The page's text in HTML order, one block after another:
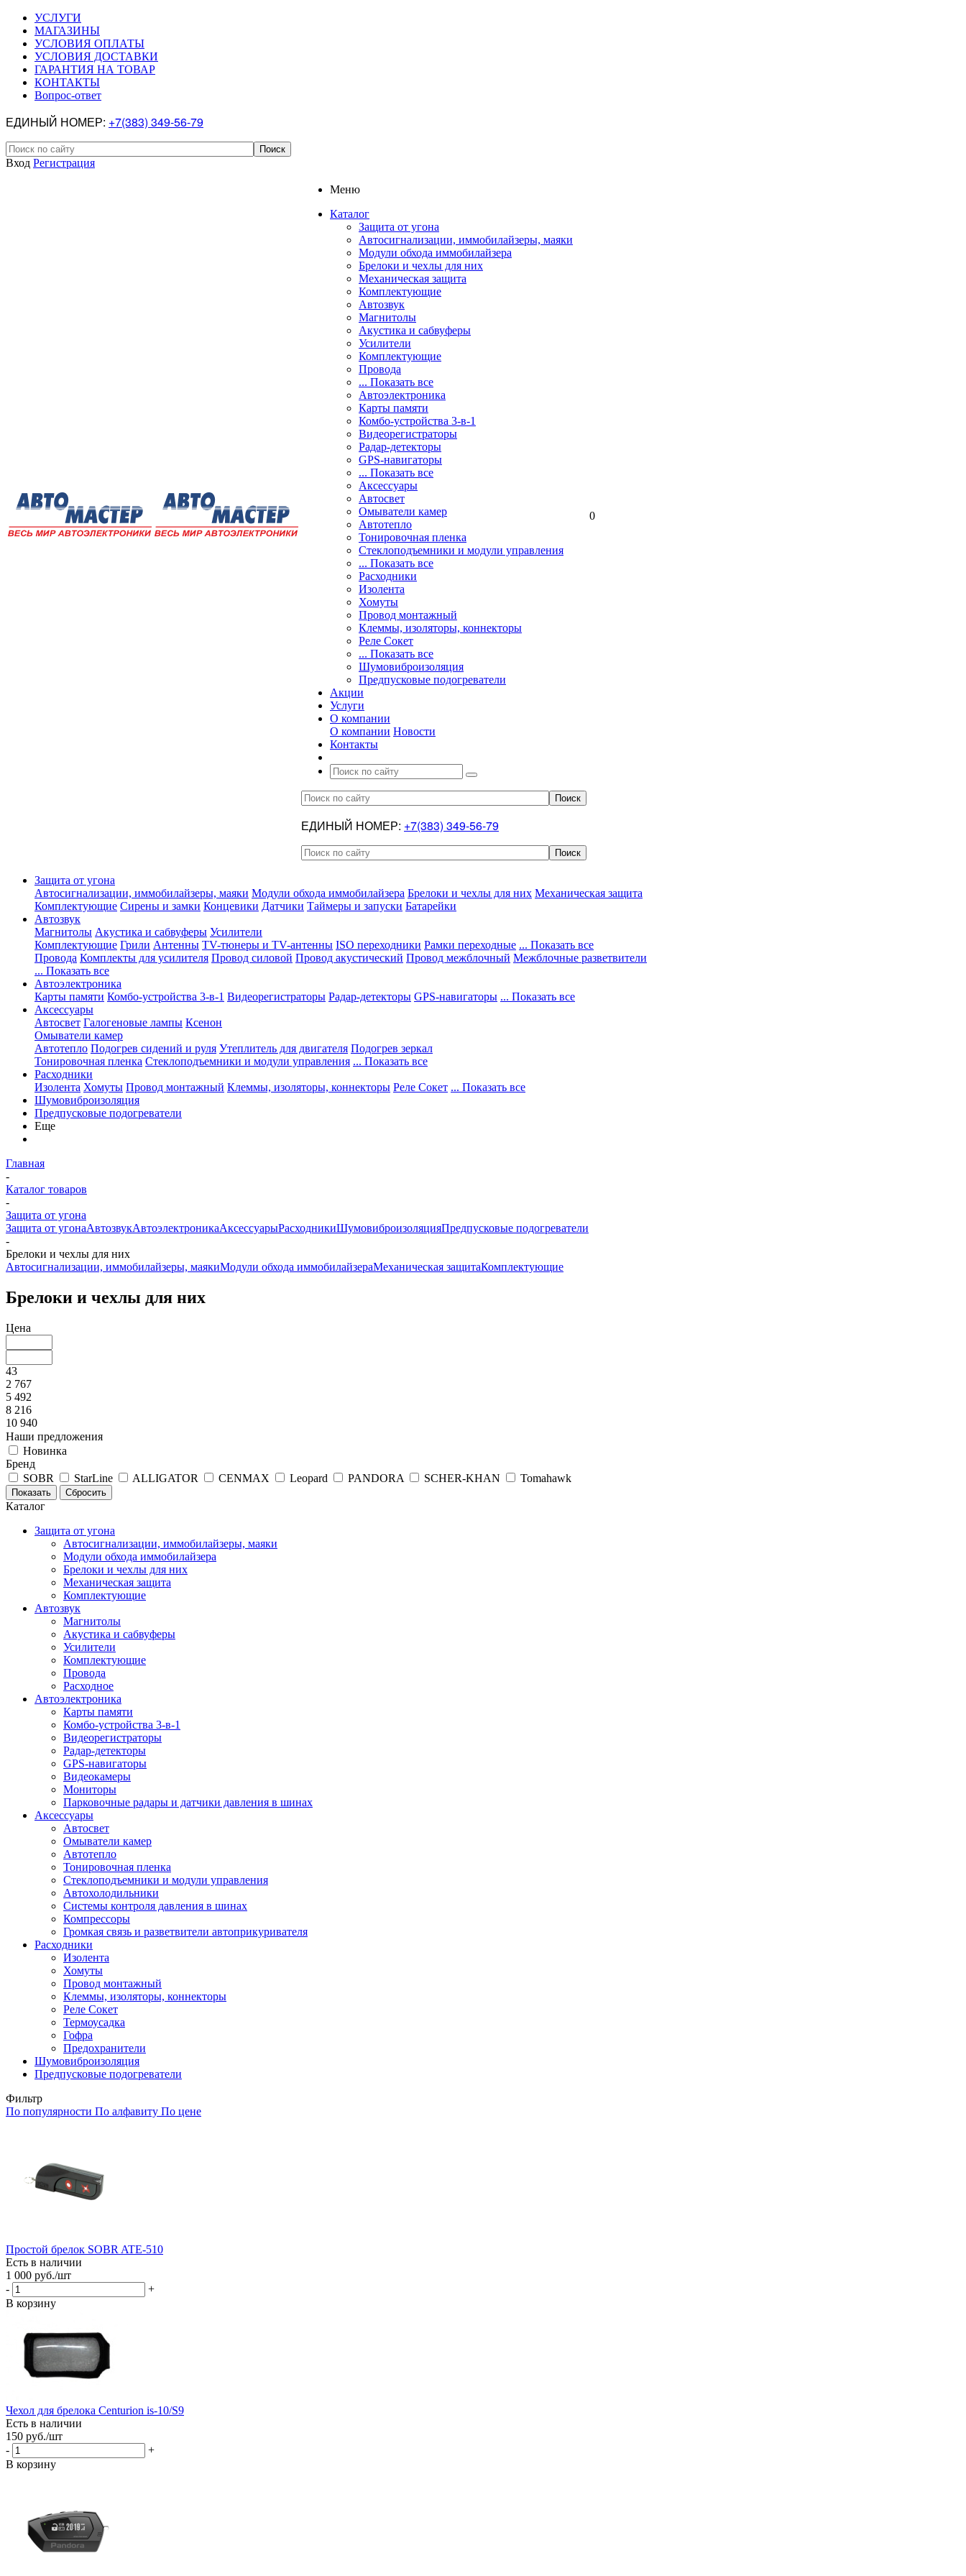
УСЛУГИ
МАГАЗИНЫ
УСЛОВИЯ ОПЛАТЫ
УСЛОВИЯ ДОСТАВКИ
ГАРАНТИЯ НА ТОВАР
КОНТАКТЫ
Вопрос-ответ
ЕДИНЫЙ НОМЕР: +7(383) 349-56-79
Вход Регистрация
Меню
Каталог
Защита от угона
Автосигнализации, иммобилайзеры, маяки
Модули обхода иммобилайзера
Брелоки и чехлы для них
Механическая защита
Комплектующие
Автозвук
Магнитолы
Акустика и сабвуферы
Усилители
Комплектующие
Провода
... Показать все
Автоэлектроника
Карты памяти
Комбо-устройства 3-в-1
Видеорегистраторы
Радар-детекторы
GPS-навигаторы
... Показать все
Аксессуары
Автосвет
Омыватели камер
Автотепло
Тонировочная пленка
Стеклоподъемники и модули управления
... Показать все
Расходники
Изолента
Хомуты
Провод монтажный
Клеммы, изоляторы, коннекторы
Реле Сокет
... Показать все
Шумовиброизоляция
Предпусковые подогреватели
Акции
Услуги
О компании
О компании Новости
Контакты
ЕДИНЫЙ НОМЕР: +7(383) 349-56-79
0
Защита от угона
Автосигнализации, иммобилайзеры, маяки Модули обхода иммобилайзера Брелоки и чехлы для них Механическая защита
Комплектующие Сирены и замки Концевики Датчики Таймеры и запуски Батарейки
Автозвук
Магнитолы Акустика и сабвуферы Усилители
Комплектующие Грили Антенны TV-тюнеры и TV-антенны ISO переходники Рамки переходные ... Показать все
Провода Комплекты для усилителя Провод силовой Провод акустический Провод межблочный Межблочные разветвители
... Показать все
Автоэлектроника
Карты памяти Комбо-устройства 3-в-1 Видеорегистраторы Радар-детекторы GPS-навигаторы ... Показать все
Аксессуары
Автосвет Галогеновые лампы Ксенон
Омыватели камер
Автотепло Подогрев сидений и руля Утеплитель для двигателя Подогрев зеркал
Тонировочная пленка Стеклоподъемники и модули управления ... Показать все
Расходники
Изолента Хомуты Провод монтажный Клеммы, изоляторы, коннекторы Реле Сокет ... Показать все
Шумовиброизоляция
Предпусковые подогреватели
Еще
Главная
-
Каталог товаров
-
Защита от угона
Защита от угонаАвтозвукАвтоэлектроникаАксессуарыРасходникиШумовиброизоляцияПредпусковые подогреватели
-
Брелоки и чехлы для них
Автосигнализации, иммобилайзеры, маякиМодули обхода иммобилайзераМеханическая защитаКомплектующие
Брелоки и чехлы для них
Цена
43
2 767
5 492
8 216
10 940
Наши предложения
Новинка
Бренд
SOBR
StarLine ALLIGATOR CENMAX Leopard PANDORA SCHER-KHAN Tomahawk
Каталог
Защита от угона
Автосигнализации, иммобилайзеры, маяки
Модули обхода иммобилайзера
Брелоки и чехлы для них
Механическая защита
Комплектующие
Автозвук
Магнитолы
Акустика и сабвуферы
Усилители
Комплектующие
Провода
Расходное
Автоэлектроника
Карты памяти
Комбо-устройства 3-в-1
Видеорегистраторы
Радар-детекторы
GPS-навигаторы
Видеокамеры
Мониторы
Парковочные радары и датчики давления в шинах
Аксессуары
Автосвет
Омыватели камер
Автотепло
Тонировочная пленка
Стеклоподъемники и модули управления
Автохолодильники
Системы контроля давления в шинах
Компрессоры
Громкая связь и разветвители автоприкуривателя
Расходники
Изолента
Хомуты
Провод монтажный
Клеммы, изоляторы, коннекторы
Реле Сокет
Термоусадка
Гофра
Предохранители
Шумовиброизоляция
Предпусковые подогреватели
Фильтр
По популярности По алфавиту По цене
Простой брелок SOBR ATE-510
Есть в наличии
1 000 руб./шт
-
+
В корзину
Чехол для брелока Сenturion is-10/S9
Есть в наличии
150 руб./шт
-
+
В корзину